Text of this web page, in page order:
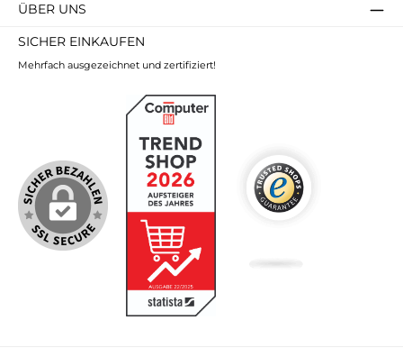
ÜBER UNS
SICHER EINKAUFEN
Mehrfach ausgezeichnet und zertifiziert!